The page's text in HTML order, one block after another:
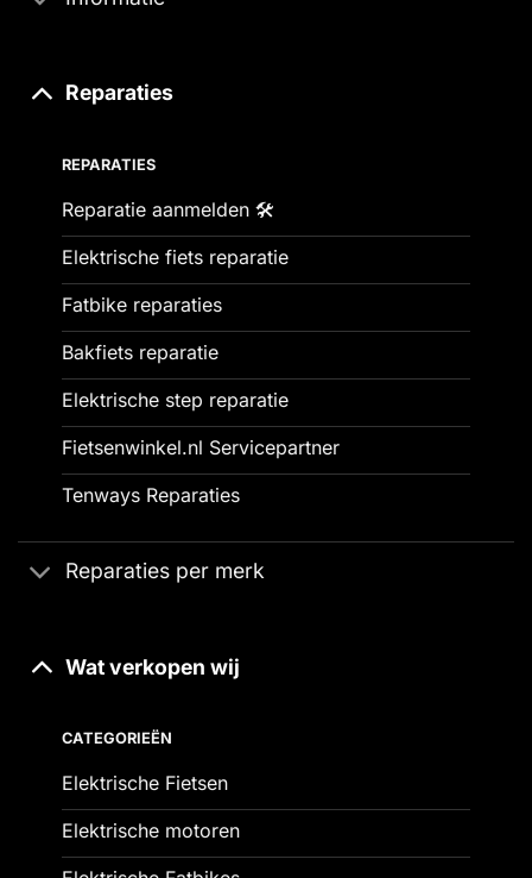
Reparaties
REPARATIES
Reparatie aanmelden 🛠️
Elektrische fiets reparatie
Fatbike reparaties
Bakfiets reparatie
Elektrische step reparatie
Fietsenwinkel.nl Servicepartner
Tenways Reparaties
Reparaties per merk
Wat verkopen wij
CATEGORIEËN
Elektrische Fietsen
Elektrische motoren